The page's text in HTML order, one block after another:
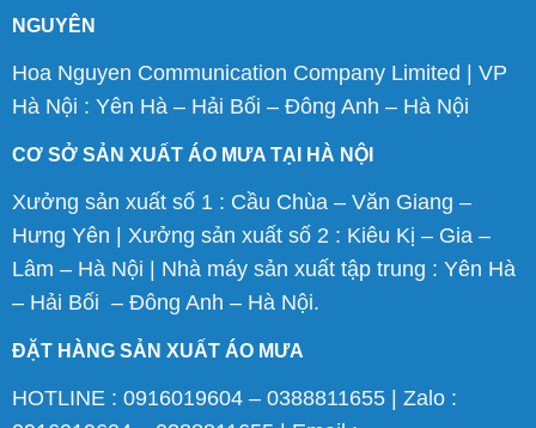
NGUYÊN
Hoa Nguyen Communication Company Limited | VP
Hà Nội : Yên Hà – Hải Bối – Đông Anh – Hà Nội
CƠ SỞ SẢN XUẤT ÁO MƯA TẠI HÀ NỘI
Xưởng sản xuất số 1 : Cầu Chùa – Văn Giang –
Hưng Yên | Xưởng sản xuất số 2 : Kiêu Kị – Gia –
Lâm – Hà Nội | Nhà máy sản xuất tập trung : Yên Hà
– Hải Bối – Đông Anh – Hà Nội.
ĐẶT HÀNG SẢN XUẤT ÁO MƯA
HOTLINE : 0916019604 – 0388811655 | Zalo :